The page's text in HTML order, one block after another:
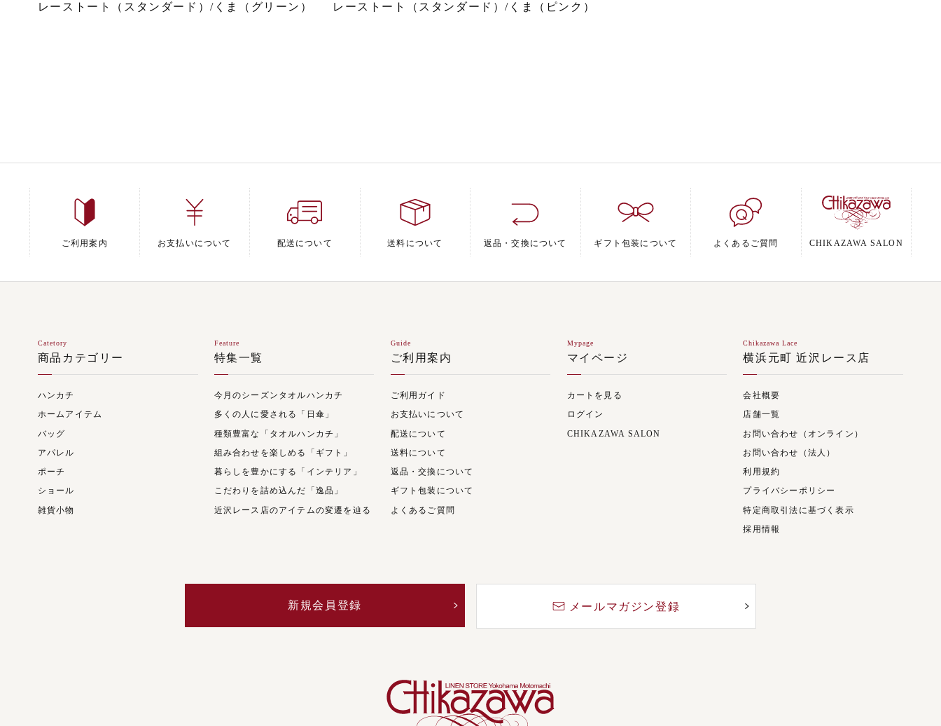
レーストート（スタンダード）/くま（グリーン） レーストート（スタンダード）/くま（ピンク）
ご利用案内 お支払いについて 配送について 送料について 返品・交換について ギフト包装について よくあるご質問 CHIKAZAWA SALON
Catetory
商品カテゴリー
ハンカチ
ホームアイテム
バッグ
アパレル
ポーチ
ショール
雑貨小物
Feature
特集一覧
今月のシーズンタオルハンカチ
多くの人に愛される「日傘」
種類豊富な「タオルハンカチ」
組み合わせを楽しめる「ギフト」
暮らしを豊かにする「インテリア」
こだわりを詰め込んだ「逸品」
近沢レース店のアイテムの変遷を辿る
Guide
ご利用案内
ご利用ガイド
お支払いについて
配送について
送料について
返品・交換について
ギフト包装について
よくあるご質問
Mypage
マイページ
カートを見る
ログイン
CHIKAZAWA SALON
Chikazawa Lace
横浜元町 近沢レース店
会社概要
店舗一覧
お問い合わせ（オンライン）
お問い合わせ（法人）
利用規約
プライバシーポリシー
特定商取引法に基づく表示
採用情報
新規会員登録 メールマガジン登録